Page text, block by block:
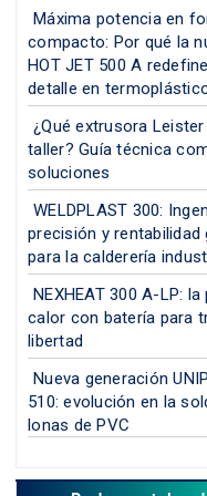
Máxima potencia en
compacto: Por qué la
HOT JET 500 A
detalle en
¿Qué extrusora
taller? Guía técnica
soluciones
WELDPLAST 300:
precisión y rentabilidad
para la calderería
NEXHEAT 300 A-LP:
calor con batería para
libertad
Nueva generación
510: evolución en la
lonas de PVC